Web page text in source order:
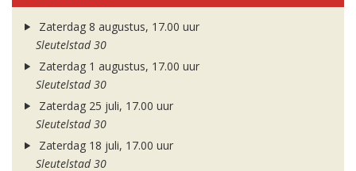
Zaterdag 8 augustus, 17.00 uur
Sleutelstad 30
Zaterdag 1 augustus, 17.00 uur
Sleutelstad 30
Zaterdag 25 juli, 17.00 uur
Sleutelstad 30
Zaterdag 18 juli, 17.00 uur
Sleutelstad 30